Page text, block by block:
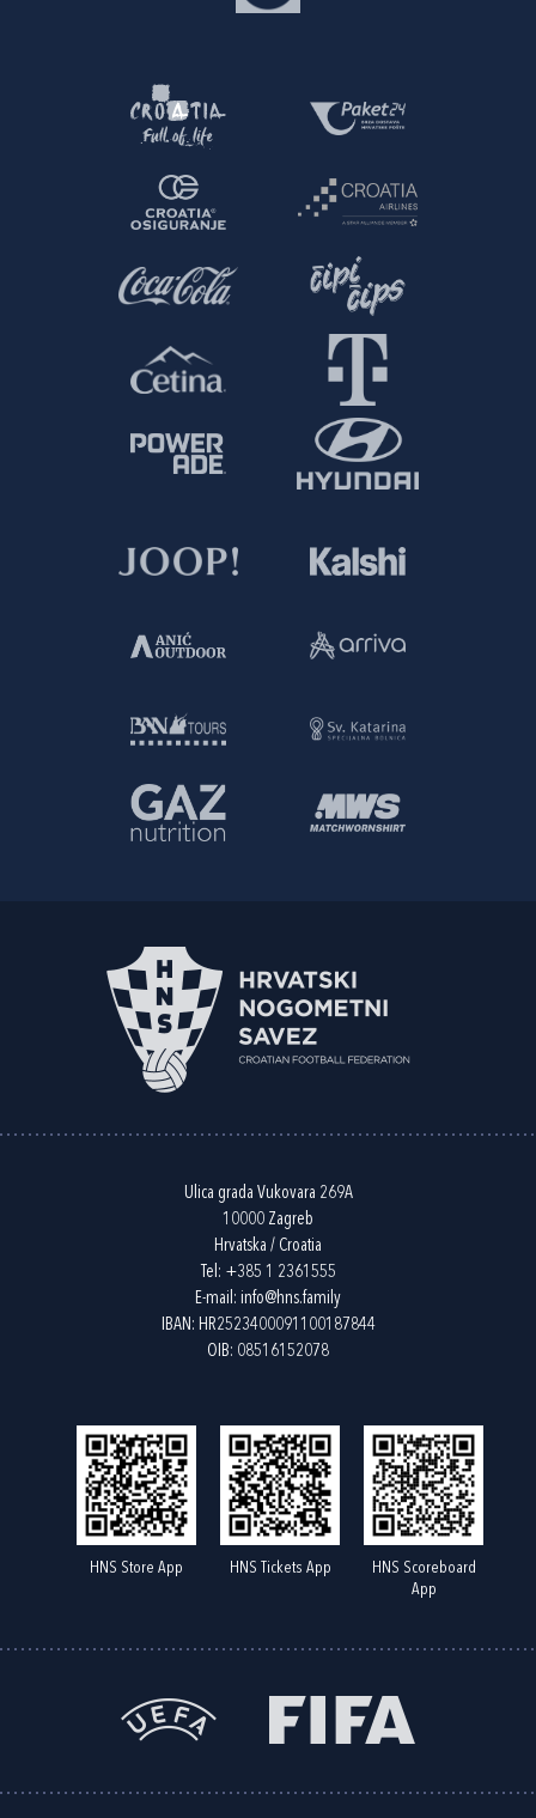
Ulica grada Vukovara 269A
10000 Zagreb
Hrvatska / Croatia
Tel: +385 1 2361555
E-mail: info@hns.family
IBAN: HR2523400091100187844
OIB: 08516152078
HNS Store App HNS Tickets App
HNS Scoreboard
App